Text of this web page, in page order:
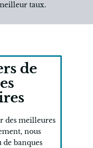
taux.
de
des meilleures
nous
de banques